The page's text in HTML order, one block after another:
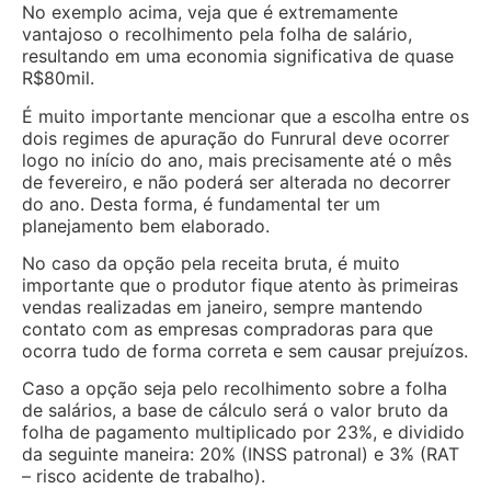
No exemplo acima, veja que é extremamente
vantajoso o recolhimento pela folha de salário,
resultando em uma economia significativa de quase
R$80mil.
É muito importante mencionar que a escolha entre os
dois regimes de apuração do Funrural deve ocorrer
logo no início do ano, mais precisamente até o mês
de fevereiro, e não poderá ser alterada no decorrer
do ano. Desta forma, é fundamental ter um
planejamento bem elaborado.
No caso da opção pela receita bruta, é muito
importante que o produtor fique atento às primeiras
vendas realizadas em janeiro, sempre mantendo
contato com as empresas compradoras para que
ocorra tudo de forma correta e sem causar prejuízos.
Caso a opção seja pelo recolhimento sobre a folha
de salários, a base de cálculo será o valor bruto da
folha de pagamento multiplicado por 23%, e dividido
da seguinte maneira: 20% (INSS patronal) e 3% (RAT
– risco acidente de trabalho).